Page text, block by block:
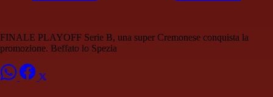
FINALE PLAYOFF Serie B, una super Cremonese conquista la
promozione. Beffato lo Spezia